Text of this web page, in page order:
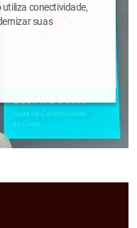
conectividade,
suas